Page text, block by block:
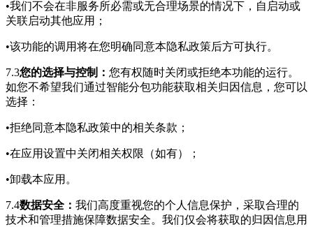
•我们不会在非服务所必需或无合理场景的情况下，自启动或
关联启动其他应用；
•该功能的调用将在您明确同意本隐私政策后方可执行。
7.3您的选择与控制： 您有权随时关闭或拒绝本功能的运行。
如您不希望我们通过智能分包功能获取相关归因信息，您可以
选择：
•拒绝同意本隐私政策中的相关条款；
•在应用设置中关闭相关权限（如有）；
•卸载本应用。
7.4数据安全： 我们高度重视您的个人信息保护，采取合理的
技术和管理措施保障数据安全。我们仅会将获取的归因信息用